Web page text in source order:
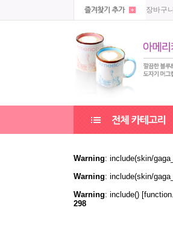
장바구니
Warning: include(skin/
Warning: include(skin/
Warning: include() [
298